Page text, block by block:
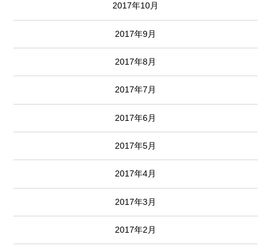
2017年10月
2017年9月
2017年8月
2017年7月
2017年6月
2017年5月
2017年4月
2017年3月
2017年2月